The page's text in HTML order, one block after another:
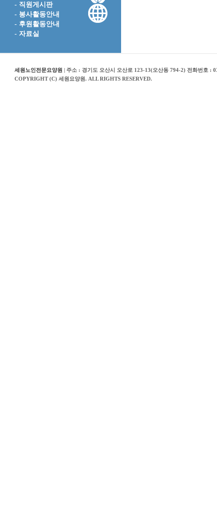
- 직원게시판
- 봉사활동안내
- 후원활동안내
- 자료실
세원노인전문요양원 | 주소 : 경기도 오산시 오산로 123-13(오산동 794-2) 전화번호 :
COPYRIGHT (C) 세원요양원. ALL RIGHTS RESERVED.